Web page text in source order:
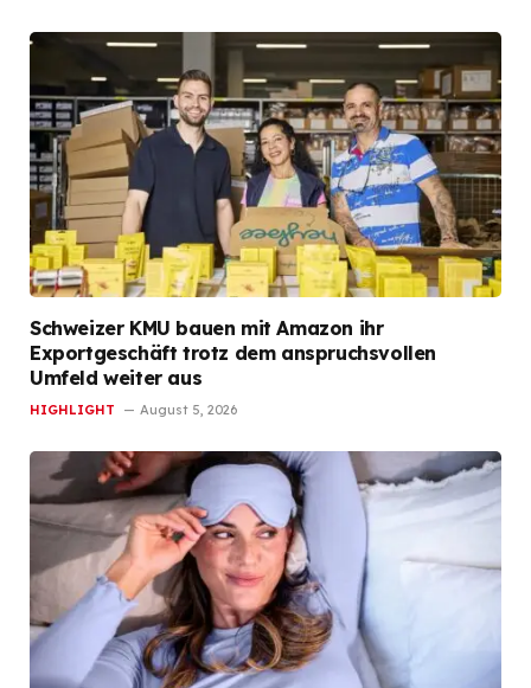
Schweizer KMU bauen mit Amazon ihr
Exportgeschäft trotz dem anspruchsvollen
Umfeld weiter aus
HIGHLIGHT August 5, 2026